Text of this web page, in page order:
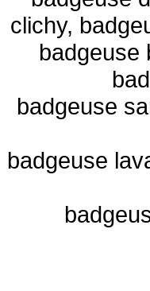
clichy,
badgeuse
badgeuse
badgeuse